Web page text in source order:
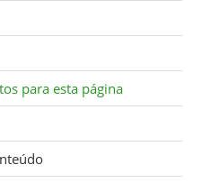
para esta página